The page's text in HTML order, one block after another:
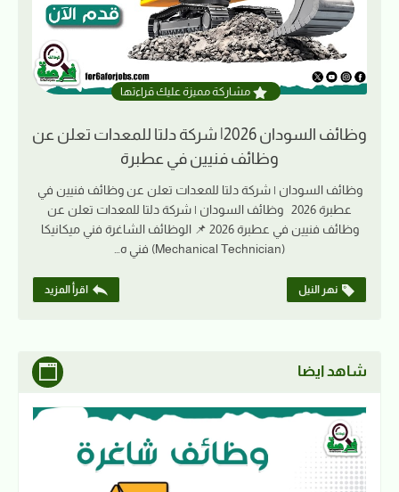
مشاركة مميزة عليك قراءتها
وظائف السودان 2026| شركة دلتا للمعدات تعلن عن
وظائف فنيين في عطبرة
وظائف السودان | شركة دلتا للمعدات تعلن عن وظائف فنيين في
عطبرة 2026 وظائف السودان | شركة دلتا للمعدات تعلن عن
وظائف فنيين في عطبرة 2026 📌 الوظائف الشاغرة فني ميكانيكا
(Mechanical Technician) فني ه…
نهر النيل اقرأ المزيد
شاهد ايضا